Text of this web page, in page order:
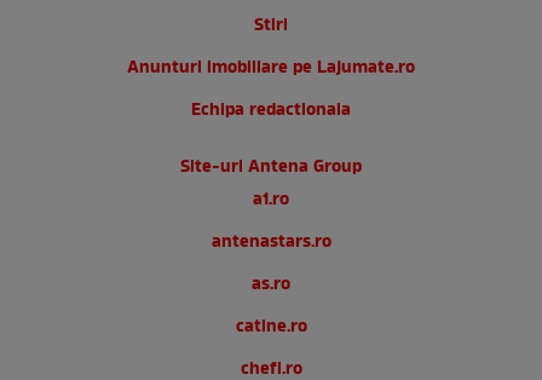
Stiri
Anunturi imobiliare pe Lajumate.ro
Echipa redactionala
Site-uri Antena Group
a1.ro
antenastars.ro
as.ro
catine.ro
chefi.ro